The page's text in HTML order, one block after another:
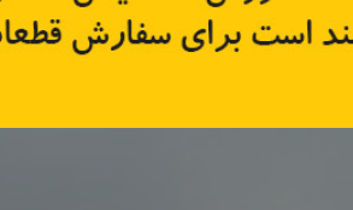
قیمت: ۵۹۷٬۰۰۰ تومان
اطلاعات بیشتر